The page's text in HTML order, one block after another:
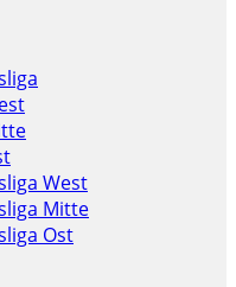
West
Mitte
Ost